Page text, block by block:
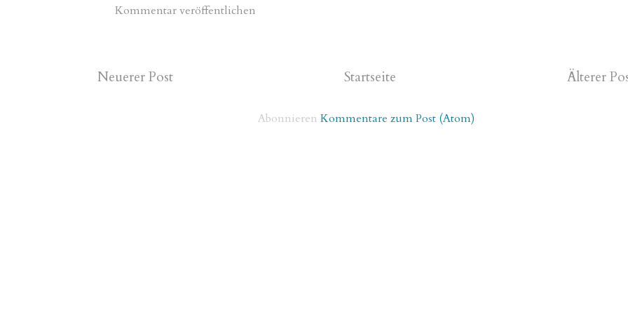
Kommentar veröffentlichen
Neuerer Post Älterer
Startseite
Abonnieren Kommentare zum Post (Atom)